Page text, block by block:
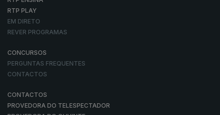
RTP PLAY
EM DIRETO
REVER PROGRAMAS
CONCURSOS
PERGUNTAS FREQUENTES
CONTACTOS
CONTACTOS
PROVEDORA DO TELESPECTADOR